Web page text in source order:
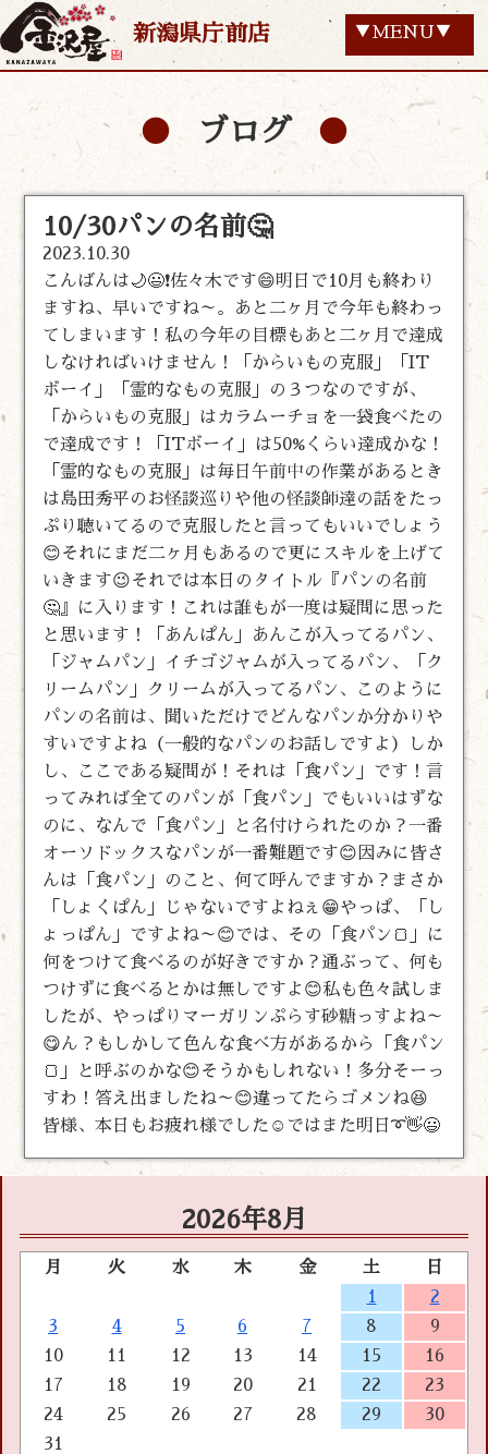
新潟県庁前店 ▼MENU▼
ブログ
10/30パンの名前🤔
2023.10.30
こんばんは🌙😃❗佐々木です😄明日で10月も終わり
ますね、早いですね～。あと二ヶ月で今年も終わっ
てしまいます！私の今年の目標もあと二ヶ月で達成
しなければいけません！「からいもの克服」「IT
ボーイ」「霊的なもの克服」の３つなのですが、
「からいもの克服」はカラムーチョを一袋食べたの
で達成です！「ITボーイ」は50%くらい達成かな！
「霊的なもの克服」は毎日午前中の作業があるとき
は島田秀平のお怪談巡りや他の怪談師達の話をたっ
ぷり聴いてるので克服したと言ってもいいでしょう
😊それにまだ二ヶ月もあるので更にスキルを上げて
いきます😉それでは本日のタイトル『パンの名前
🤔』に入ります！これは誰もが一度は疑問に思った
と思います！「あんぱん」あんこが入ってるパン、
「ジャムパン」イチゴジャムが入ってるパン、「ク
リームパン」クリームが入ってるパン、このように
パンの名前は、聞いただけでどんなパンか分かりや
すいですよね（一般的なパンのお話しですよ）しか
し、ここである疑問が！それは「食パン」です！言
ってみれば全てのパンが「食パン」でもいいはずな
のに、なんで「食パン」と名付けられたのか？一番
オーソドックスなパンが一番難題です😊因みに皆さ
んは「食パン」のこと、何て呼んでますか？まさか
「しょくぱん」じゃないですよねぇ😁やっぱ、「し
ょっぱん」ですよね～😊では、その「食パン🍞」に
何をつけて食べるのが好きですか？通ぶって、何も
つけずに食べるとかは無しですよ😊私も色々試しま
したが、やっぱりマーガリンぷらす砂糖っすよね～
😋ん？もしかして色んな食べ方があるから「食パン
🍞」と呼ぶのかな😊そうかもしれない！多分そーっ
すわ！答え出ましたね～😊違ってたらゴメンね😆
皆様、本日もお疲れ様でした☺️ではまた明日➰👋😃
2026年8月
月 火 水 木 金 土
日
1
2
3
4 5 6 7 8
9
10
11 12 13 14 15
16
17
18 19 20 21 22
23
24
25 26 27 28 29
30
31